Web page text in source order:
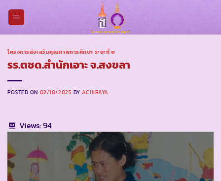
โครงการส่งเสริมคุณภาพการศึกษา ระยะที่ ๒
รร.ตชด.สำนักเอาะ จ.สงขลา
POSTED ON 02/10/2025 BYACHIRAYA
Views:94